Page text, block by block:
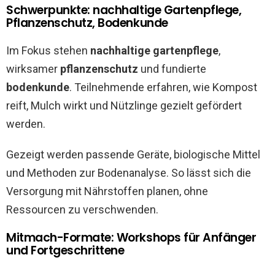
Schwerpunkte: nachhaltige Gartenpflege,
Pflanzenschutz, Bodenkunde
Im Fokus stehen nachhaltige gartenpflege,
wirksamer pflanzenschutz und fundierte
bodenkunde. Teilnehmende erfahren, wie Kompost
reift, Mulch wirkt und Nützlinge gezielt gefördert
werden.
Gezeigt werden passende Geräte, biologische Mittel
und Methoden zur Bodenanalyse. So lässt sich die
Versorgung mit Nährstoffen planen, ohne
Ressourcen zu verschwenden.
Mitmach-Formate: Workshops für Anfänger
und Fortgeschrittene